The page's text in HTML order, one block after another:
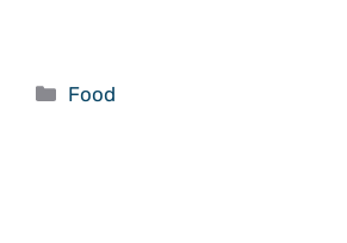
Categorie
Food